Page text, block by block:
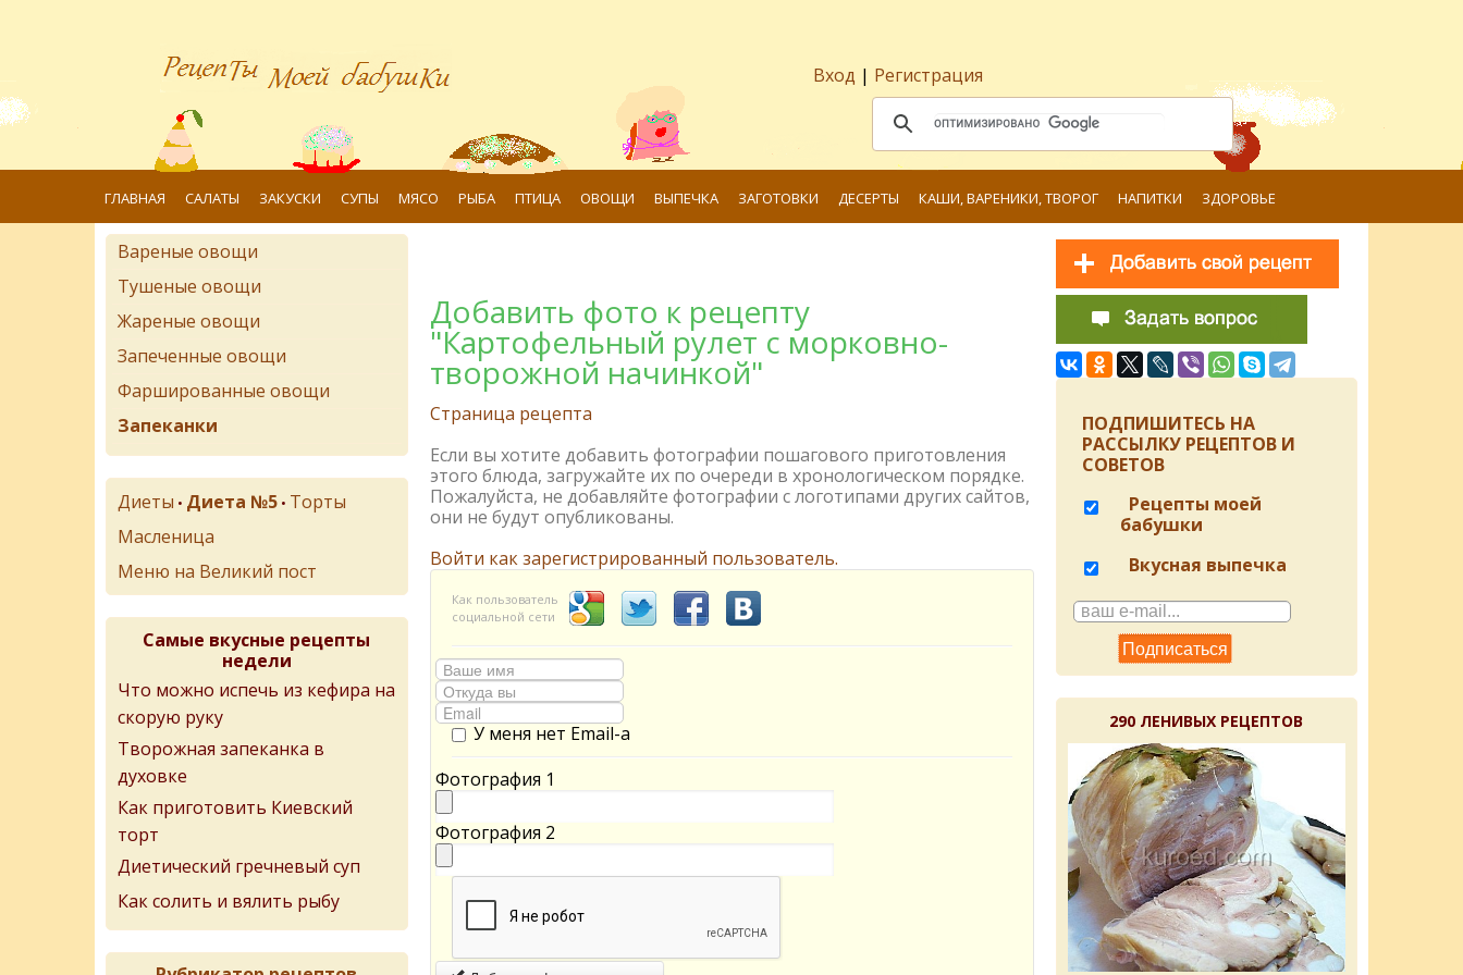
Вход | Регистрация
ГЛАВНАЯ САЛАТЫ ЗАКУСКИ СУПЫ МЯСО РЫБА ПТИЦА ОВОЩИ ВЫПЕЧКА ЗАГОТОВКИ ДЕСЕРТЫ КАШИ, ВАРЕНИКИ, ТВОРОГ НАПИТКИ ЗДОРОВЬЕ
Добавить фото к рецепту
"Картофельный рулет с морковно-
творожной начинкой"
Страница рецепта
Если вы хотите добавить фотографии пошагового приготовления
этого блюда, загружайте их по очереди в хронологическом порядке.
Пожалуйста, не добавляйте фотографии с логотипами других сайтов,
они не будут опубликованы.
Войти как зарегистрированный пользователь.
Как пользователь
социальной сети
У меня нет Email-а
Фотография 1
Фотография 2
Вареные овощи
Тушеные овощи
Жареные овощи
Запеченные овощи
Фаршированные овощи
Запеканки
Диеты • Диета №5 • Торты
Масленица
Меню на Великий пост
Самые вкусные рецепты
недели
Что можно испечь из кефира на
скорую руку
Творожная запеканка в
духовке
Как приготовить Киевский
торт
Диетический гречневый суп
Как солить и вялить рыбу
ПОДПИШИТЕСЬ НА
РАССЫЛКУ РЕЦЕПТОВ И
СОВЕТОВ
Рецепты моей
бабушки
Вкусная выпечка
290 ЛЕНИВЫХ РЕЦЕПТОВ